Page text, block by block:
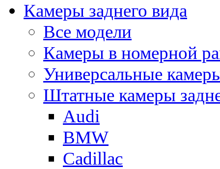
Камеры заднего вида
Все модели
Камеры в номерной
Универсальные
Штатные камеры
Audi
BMW
Cadillac